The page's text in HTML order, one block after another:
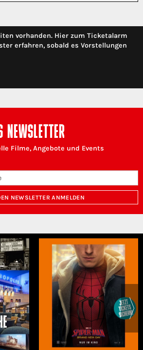
vorhanden. Hier zum Ticketalarm
erfahren, sobald es Vorstellungen
Filme, Angebote und Events
NEWSLETTER ANMELDEN